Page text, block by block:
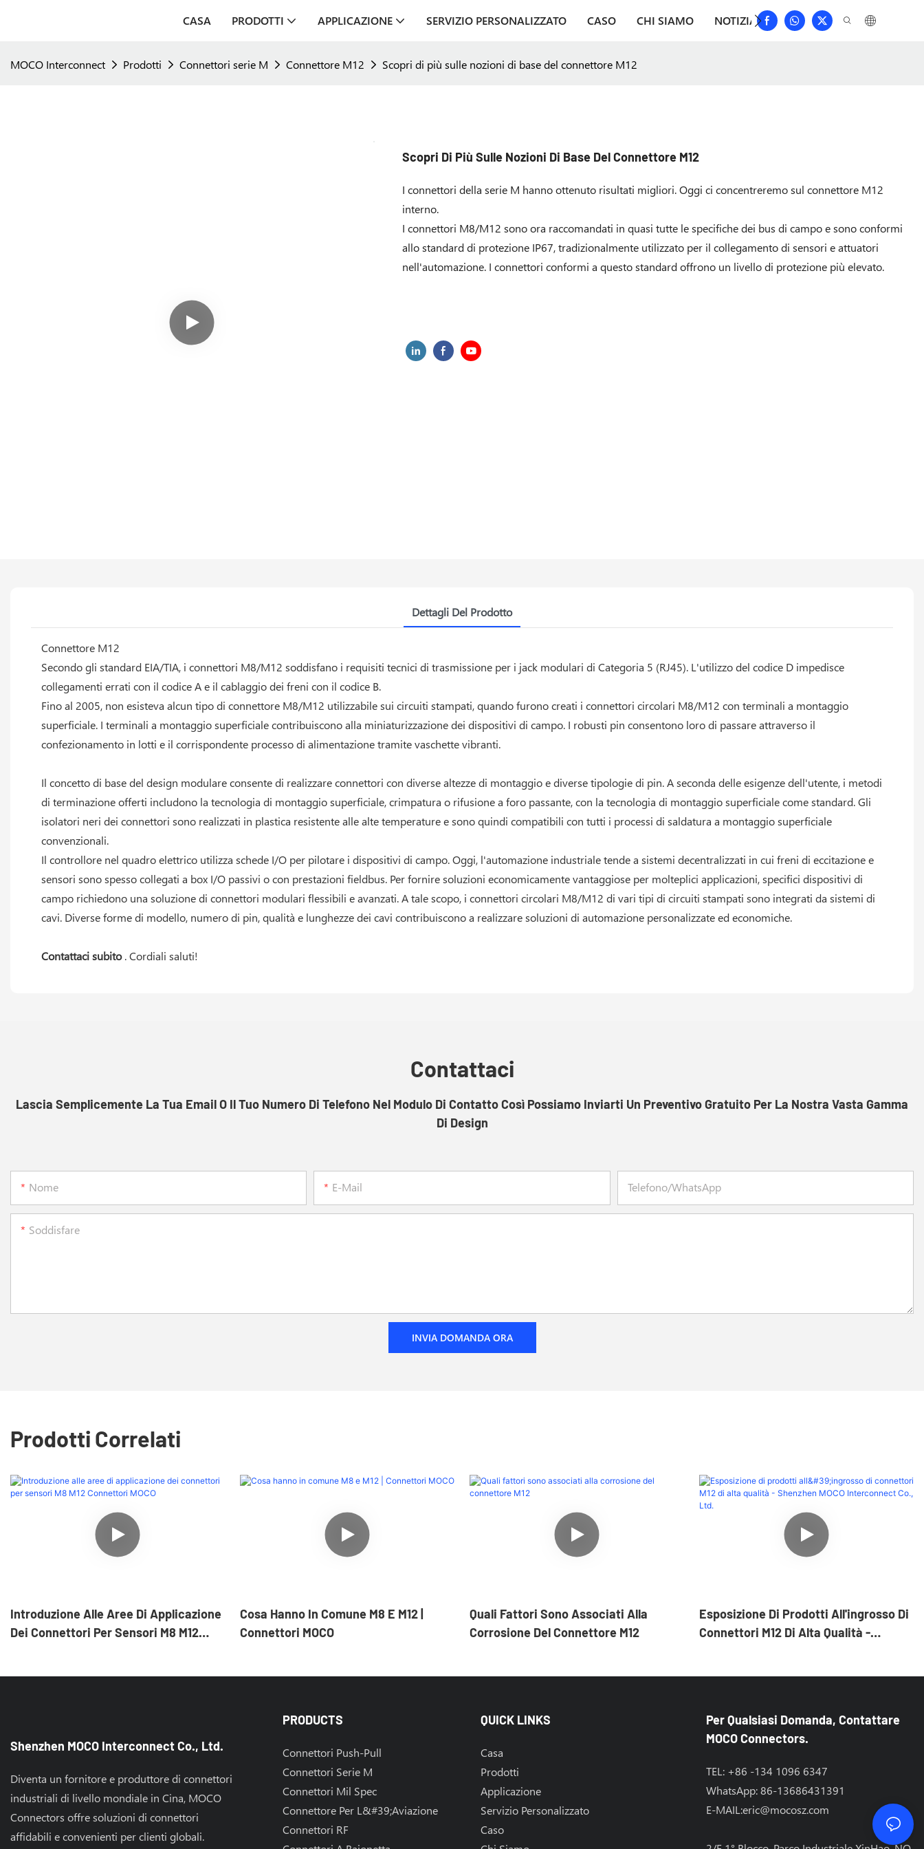
CASA PRODOTTI APPLICAZIONE SERVIZIO PERSONALIZZATO CASO CHI SIAMO NOTIZIA SCARICAMENTO
MOCO Interconnect Prodotti Connettori serie M Connettore M12 Scopri di più sulle nozioni di base del connettore M12
Scopri Di Più Sulle Nozioni Di Base Del Connettore M12
I connettori della serie M hanno ottenuto risultati migliori. Oggi ci concentreremo sul connettore M12
interno.
I connettori M8/M12 sono ora raccomandati in quasi tutte le specifiche dei bus di campo e sono conformi
allo standard di protezione IP67, tradizionalmente utilizzato per il collegamento di sensori e attuatori
nell'automazione. I connettori conformi a questo standard offrono un livello di protezione più elevato.
Dettagli Del Prodotto
Connettore M12
Secondo gli standard EIA/TIA, i connettori M8/M12 soddisfano i requisiti tecnici di trasmissione per i jack modulari di Categoria 5 (RJ45). L'utilizzo del codice D impedisce
collegamenti errati con il codice A e il cablaggio dei freni con il codice B.
Fino al 2005, non esisteva alcun tipo di connettore M8/M12 utilizzabile sui circuiti stampati, quando furono creati i connettori circolari M8/M12 con terminali a montaggio
superficiale. I terminali a montaggio superficiale contribuiscono alla miniaturizzazione dei dispositivi di campo. I robusti pin consentono loro di passare attraverso il
confezionamento in lotti e il corrispondente processo di alimentazione tramite vaschette vibranti.
Il concetto di base del design modulare consente di realizzare connettori con diverse altezze di montaggio e diverse tipologie di pin. A seconda delle esigenze dell'utente, i metodi
di terminazione offerti includono la tecnologia di montaggio superficiale, crimpatura o rifusione a foro passante, con la tecnologia di montaggio superficiale come standard. Gli
isolatori neri dei connettori sono realizzati in plastica resistente alle alte temperature e sono quindi compatibili con tutti i processi di saldatura a montaggio superficiale
convenzionali.
Il controllore nel quadro elettrico utilizza schede I/O per pilotare i dispositivi di campo. Oggi, l'automazione industriale tende a sistemi decentralizzati in cui freni di eccitazione e
sensori sono spesso collegati a box I/O passivi o con prestazioni fieldbus. Per fornire soluzioni economicamente vantaggiose per molteplici applicazioni, specifici dispositivi di
campo richiedono una soluzione di connettori modulari flessibili e avanzati. A tale scopo, i connettori circolari M8/M12 di vari tipi di circuiti stampati sono integrati da sistemi di
cavi. Diverse forme di modello, numero di pin, qualità e lunghezze dei cavi contribuiscono a realizzare soluzioni di automazione personalizzate ed economiche.
Contattaci subito. Cordiali saluti!
Contattaci
Lascia Semplicemente La Tua Email O Il Tuo Numero Di Telefono Nel Modulo Di Contatto Così Possiamo Inviarti Un Preventivo Gratuito Per La Nostra Vasta Gamma
Di Design
Nome E-Mail Telefono/WhatsApp
Soddisfare
INVIA DOMANDA ORA
Prodotti Correlati
Introduzione Alle Aree Di Applicazione
Dei Connettori Per Sensori M8 M12
Cosa Hanno In Comune M8 E M12 |
Connettori MOCO
Quali Fattori Sono Associati Alla
Corrosione Del Connettore M12
Esposizione Di Prodotti All'ingrosso Di
Connettori M12 Di Alta Qualità -
Shenzhen MOCO Interconnect Co., Ltd.
Diventa un fornitore e produttore di connettori
industriali di livello mondiale in Cina, MOCO
Connectors offre soluzioni di connettori
affidabili e convenienti per clienti globali.
PRODUCTS
Connettori Push-Pull
Connettori Serie M
Connettori Mil Spec
Connettore Per L&#39;aviazione
Connettori RF
QUICK LINKS
Casa
Prodotti
Applicazione
Servizio Personalizzato
Caso
Per Qualsiasi Domanda, Contattare
MOCO Connectors.
TEL: +86 -134 1096 6347
WhatsApp: 86-13686431391
E-MAIL:eric@mocosz.com